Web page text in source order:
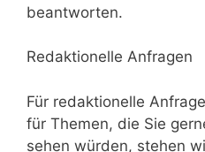
beantworten.
Redaktionelle Anfragen
Für redaktionelle
für Themen, die Sie
sehen würden, stehen